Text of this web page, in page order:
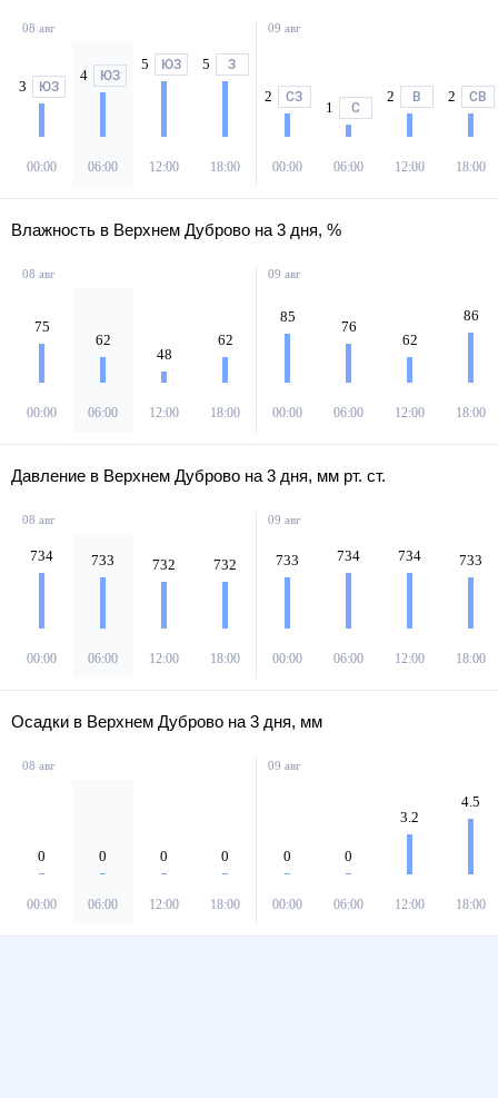
08 авг
3 ЮЗ
00:00
4 ЮЗ
06:00
5 ЮЗ
12:00
5 З
18:00
09 авг
2 СЗ
00:00
1 С
06:00
2 В
12:00
2 СВ
18:00
Влажность в Верхнем Дуброво на 3 дня, %
08 авг
75
00:00
62
06:00
48
12:00
62
18:00
09 авг
85
00:00
76
06:00
62
12:00
86
18:00
Давление в Верхнем Дуброво на 3 дня, мм рт. ст.
08 авг
734
00:00
733
06:00
732
12:00
732
18:00
09 авг
733
00:00
734
06:00
734
12:00
733
18:00
Осадки в Верхнем Дуброво на 3 дня, мм
08 авг
0
00:00
0
06:00
0
12:00
0
18:00
09 авг
0
00:00
0
06:00
3.2
12:00
4.5
18:00